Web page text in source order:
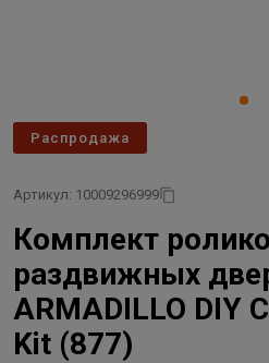
Распродажа
Артикул: 10009296999
Комплект
раздвижных
ARMADILLO DIY
Kit (877)